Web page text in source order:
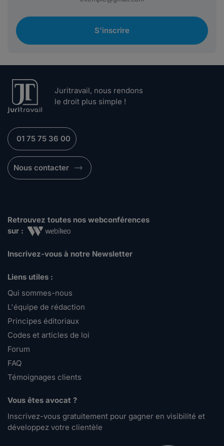
S'inscrire
Juritravail, nous rendons
le droit plus simple !
01 75 75 36 00
Nous contacter
Retrouvez toutes nos webconférences
sur :
Inscrivez-vous à notre Newsletter
Liens utiles :
Qui sommes-nous
L'équipe de rédaction
Principes éditoriaux
Codes et articles de loi
Forum
FAQ
Témoignages clients
Vous êtes avocat ?
Inscrivez-vous gratuitement pour gagner en visibilité et
développez votre clientèle